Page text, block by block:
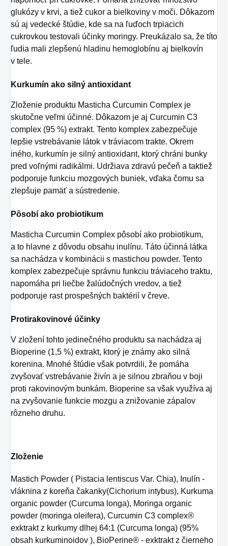
glukózy v krvi, a tiež cukor a bielkoviny v moči. Dôkazom
sú aj vedecké štúdie, kde sa na ľuďoch trpiacich
cukrovkou testovali účinky moringy. Preukázalo sa, že títo
ľudia mali zlepšenú hladinu hemoglobínu aj bielkovín
v tele.
Kurkumín ako silný antioxidant
Zloženie produktu Masticha Curcumin Complex je
skutočne veľmi účinné. Dôkazom je aj Curcumin C3
complex (95 %) extrakt. Tento komplex zabezpečuje
lepšie vstrebávanie látok v tráviacom trakte. Okrem
iného, kurkumín je silný antioxidant, ktorý chráni bunky
pred voľnými radikálmi. Udržiava zdravú pečeň a taktiež
podporuje funkciu mozgových buniek, vďaka čomu sa
zlepšuje pamäť a sústredenie.
Pôsobí ako probiotikum
Masticha Curcumin Complex pôsobí ako probiotikum,
a to hlavne z dôvodu obsahu inulínu. Táto účinná látka
sa nachádza v kombinácii s mastichou powder. Tento
komplex zabezpečuje správnu funkciu tráviaceho traktu,
napomáha pri liečbe žalúdočných vredov, a tiež
podporuje rast prospešných baktérií v čreve.
Protirakovinové účinky
V zložení tohto jedinečného produktu sa nachádza aj
Bioperine (1,5 %) extrakt, ktorý je známy ako silná
korenina. Mnohé štúdie však potvrdili, že pomáha
zvyšovať vstrebávanie živín a je silnou zbraňou v boji
proti rakovinovým bunkám. Bioperine sa však využíva aj
na zvyšovanie funkcie mozgu a znižovanie zápalov
rôzneho druhu.
Zloženie
Mastich Powder ( Pistacia lentiscus Var. Chia), Inulín -
vláknina z koreňa čakanky(Cichorium intybus), Kurkuma
organic powder (Curcuma longa), Moringa organic
powder (moringa oleifera), Curcumin C3 complex®
exktrakt z kurkumy dlhej 64:1 (Curcuma longa) (95%
obsah kurkuminoidov ), BioPerine® - exktrakt z čierneho